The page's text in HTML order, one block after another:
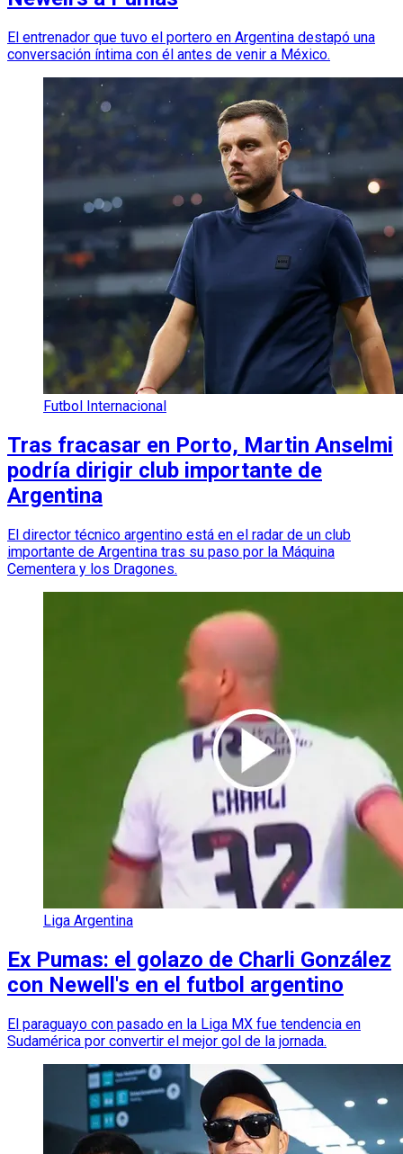
El entrenador que tuvo el portero en Argentina destapó una
conversación íntima con él antes de venir a México.
Futbol Internacional
Tras fracasar en Porto, Martin Anselmi
podría dirigir club importante de
Argentina
El director técnico argentino está en el radar de un club
importante de Argentina tras su paso por la Máquina
Cementera y los Dragones.
Liga Argentina
Ex Pumas: el golazo de Charli González
con Newell's en el futbol argentino
El paraguayo con pasado en la Liga MX fue tendencia en
Sudamérica por convertir el mejor gol de la jornada.